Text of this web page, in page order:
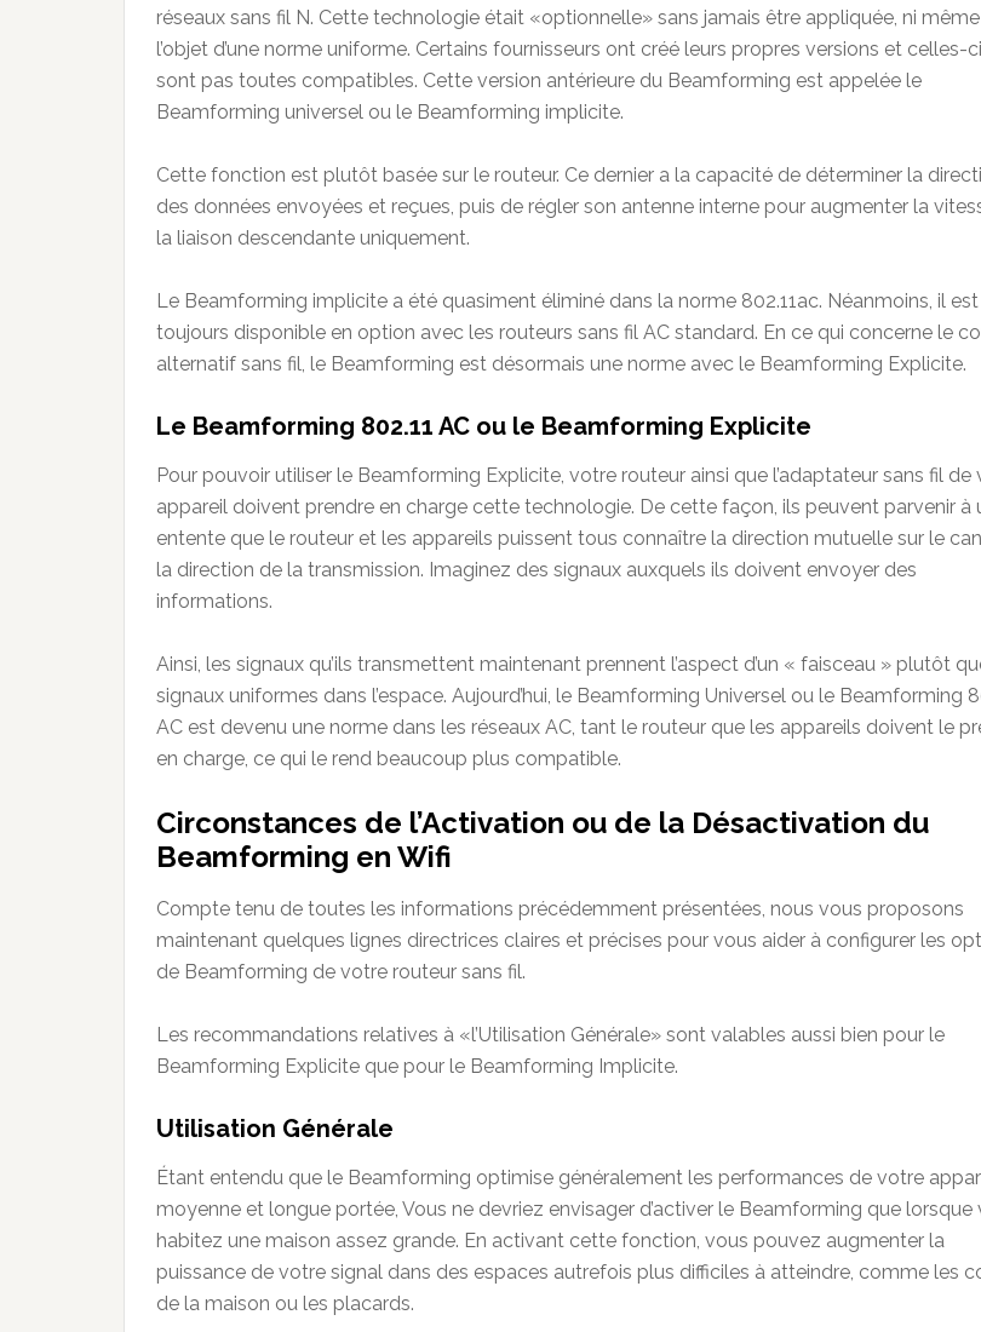
réseaux sans fil N. Cette technologie était «optionnelle» sans jamais être appliquée, ni
l’objet d’une norme uniforme. Certains fournisseurs ont créé leurs propres versions et celles-
sont pas toutes compatibles. Cette version antérieure du Beamforming est appelée le
Beamforming universel ou le Beamforming implicite.
Cette fonction est plutôt basée sur le routeur. Ce dernier a la capacité de déterminer la
des données envoyées et reçues, puis de régler son antenne interne pour augmenter la
la liaison descendante uniquement.
Le Beamforming implicite a été quasiment éliminé dans la norme 802.11ac. Néanmoins, il est
toujours disponible en option avec les routeurs sans fil AC standard. En ce qui concerne le
alternatif sans fil, le Beamforming est désormais une norme avec le Beamforming Explicite.
Le Beamforming 802.11 AC ou le Beamforming Explicite
Pour pouvoir utiliser le Beamforming Explicite, votre routeur ainsi que l’adaptateur sans fil de
appareil doivent prendre en charge cette technologie. De cette façon, ils peuvent parvenir à
entente que le routeur et les appareils puissent tous connaître la direction mutuelle sur le
la direction de la transmission. Imaginez des signaux auxquels ils doivent envoyer des
informations.
Ainsi, les signaux qu’ils transmettent maintenant prennent l’aspect d’un « faisceau » plutôt
signaux uniformes dans l’espace. Aujourd’hui, le Beamforming Universel ou le Beamforming
AC est devenu une norme dans les réseaux AC, tant le routeur que les appareils doivent le
en charge, ce qui le rend beaucoup plus compatible.
Circonstances de l’Activation ou de la Désactivation du
Beamforming en Wifi
Compte tenu de toutes les informations précédemment présentées, nous vous proposons
maintenant quelques lignes directrices claires et précises pour vous aider à configurer les
de Beamforming de votre routeur sans fil.
Les recommandations relatives à «l’Utilisation Générale» sont valables aussi bien pour le
Beamforming Explicite que pour le Beamforming Implicite.
Utilisation Générale
Étant entendu que le Beamforming optimise généralement les performances de votre
moyenne et longue portée, Vous ne devriez envisager d’activer le Beamforming que lorsque
habitez une maison assez grande. En activant cette fonction, vous pouvez augmenter la
puissance de votre signal dans des espaces autrefois plus difficiles à atteindre, comme les
de la maison ou les placards.